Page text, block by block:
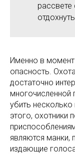
Именно в момент
опасность.
достаточно
убить
этого, охотники
являются манки,
издающие